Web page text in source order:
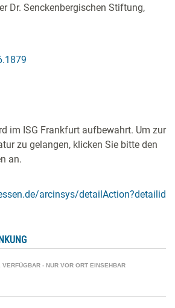
Dr. Senckenbergischen Stiftung,
im ISG Frankfurt aufbewahrt. Um zur
zu gelangen, klicken Sie bitte den
an.
arcinsys/detailAction?detailid
- NUR VOR ORT EINSEHBAR